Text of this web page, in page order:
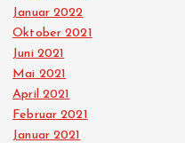
Januar 2022
Oktober 2021
Juni 2021
Mai 2021
April 2021
Februar 2021
Januar 2021